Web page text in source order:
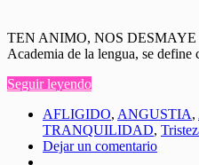
TEN ANIMO, NOS DESMAYE
Academia de la lengua, se
Seguir leyendo
AFLIGIDO, ANGUSTIA,
TRANQUILIDAD,
Dejar un comentario